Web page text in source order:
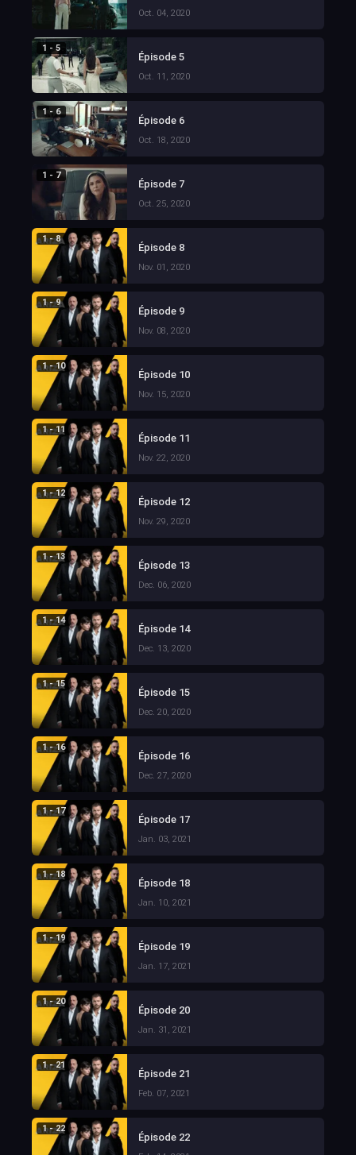
Oct. 04, 2020
1 - 5
Épisode 5
Oct. 11, 2020
1 - 6
Épisode 6
Oct. 18, 2020
1 - 7
Épisode 7
Oct. 25, 2020
1 - 8
Épisode 8
Nov. 01, 2020
1 - 9
Épisode 9
Nov. 08, 2020
1 - 10
Épisode 10
Nov. 15, 2020
1 - 11
Épisode 11
Nov. 22, 2020
1 - 12
Épisode 12
Nov. 29, 2020
1 - 13
Épisode 13
Dec. 06, 2020
1 - 14
Épisode 14
Dec. 13, 2020
1 - 15
Épisode 15
Dec. 20, 2020
1 - 16
Épisode 16
Dec. 27, 2020
1 - 17
Épisode 17
Jan. 03, 2021
1 - 18
Épisode 18
Jan. 10, 2021
1 - 19
Épisode 19
Jan. 17, 2021
1 - 20
Épisode 20
Jan. 31, 2021
1 - 21
Épisode 21
Feb. 07, 2021
1 - 22
Épisode 22